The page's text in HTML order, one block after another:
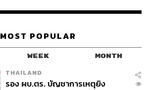
MOST POPULAR
WEEK MONTH
THAILAND
รอง ผบ.ตร. บัญชาการเหตุยิง